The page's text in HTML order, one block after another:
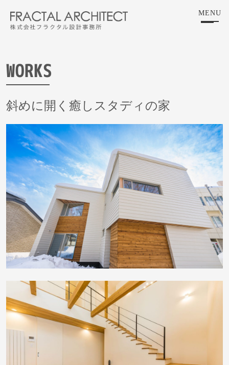
the
MENU
WORKS
斜めに開く癒しスタディの家